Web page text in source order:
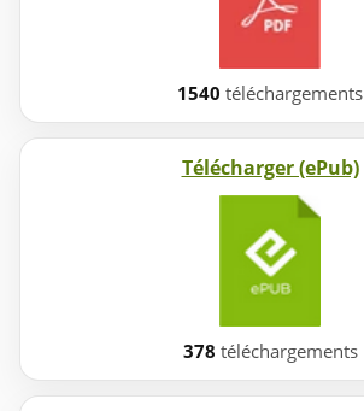
1540 téléchargements
Télécharger (ePub)
378 téléchargements